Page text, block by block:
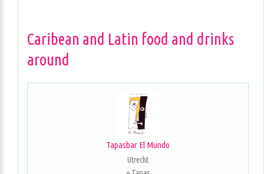
Caribean and Latin food and drinks
around
Tapasbar El Mundo
Utrecht